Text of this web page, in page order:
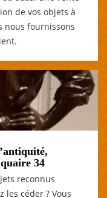
de vos objets à
nous fournissons
34
reconnus
les céder ? Vous